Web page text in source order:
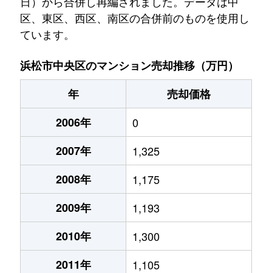
区、東区、西区、南区の合併前のものを使用し
ています。
浜松市中央区のマンション売却推移（万円）
年
売却価格
2006年
0
2007年
1,325
2008年
1,175
2009年
1,193
2010年
1,300
2011年
1,105